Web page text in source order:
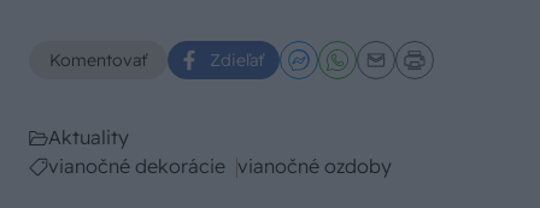
Komentovať Zdieľať
Aktuality
vianočné dekorácie vianočné ozdoby